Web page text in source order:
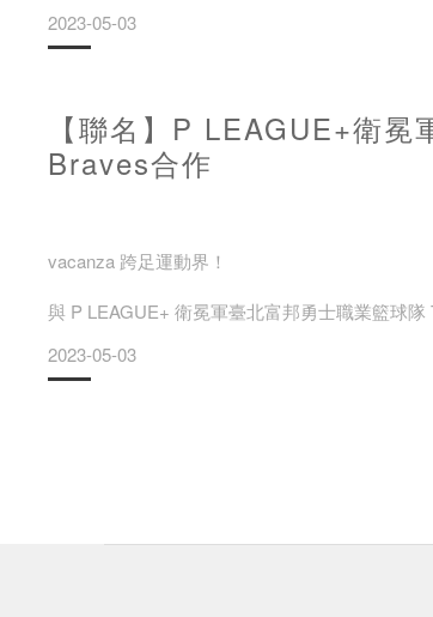
【2023年5月22日，台北訊】vacanza迪士尼100
飾品品牌vacanza期望從日常細節中營造假期
Café in vacanza」首創沉浸式飾品體驗，將飾
2023-05-03
【聯名】P LEAGUE+衛
Braves合作
vacanza 跨足運動界！
與 P LEAGUE+ 衛冕軍臺北富邦勇士職業籃球隊
–
vacanza 首度跨界運動領域，與 P LEAGUE+
2023-05-03